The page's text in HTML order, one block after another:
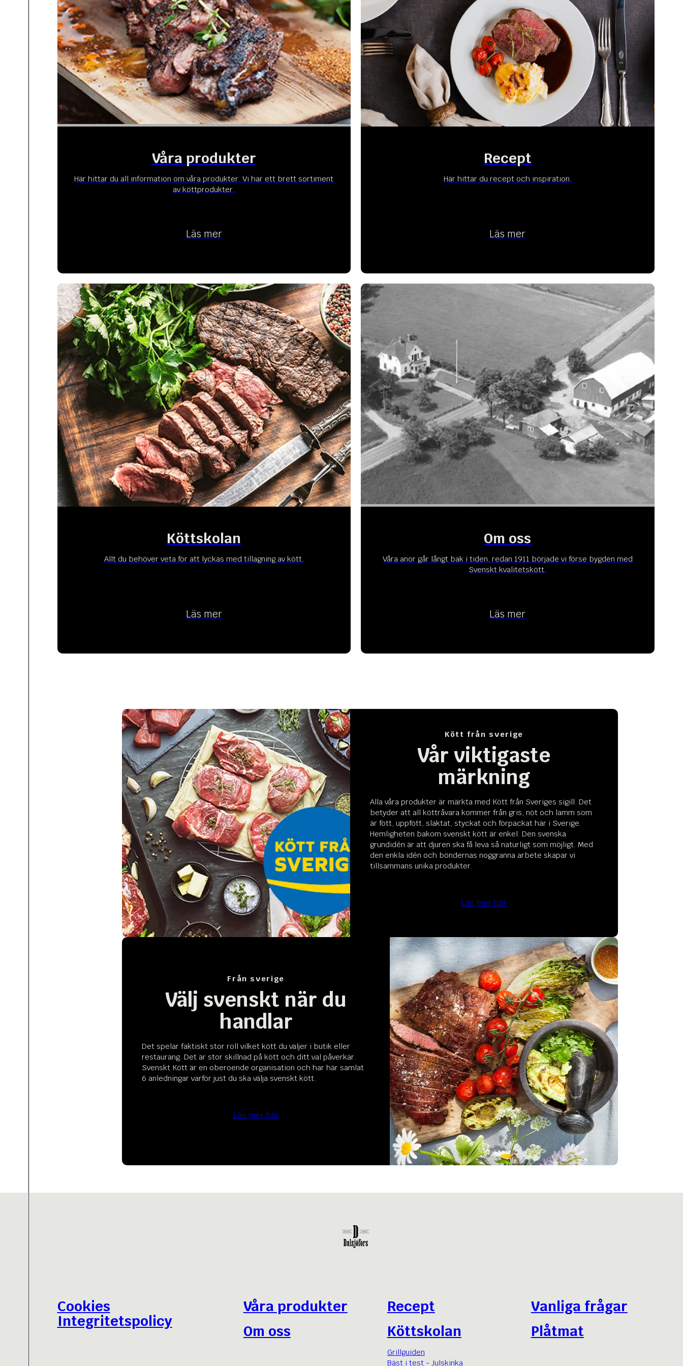
Våra produkter
Här hittar du all information om våra produkter. Vi har ett brett sortiment
av köttprodukter.
Läs mer
Recept
Här hittar du recept och inspiration.
Läs mer
Köttskolan
Allt du behöver veta för att lyckas med tillagning av kött.
Läs mer
Om oss
Våra anor går långt bak i tiden, redan 1911 började vi förse bygden med
Svenskt kvalitetskött.
Läs mer
Kött från sverige
Vår viktigaste
märkning
Alla våra produkter är märkta med Kött från Sveriges sigill. Det
betyder att all köttråvara kommer från gris, nöt och lamm som
är fött, uppfött, slaktat, styckat och förpackat här i Sverige.
Hemligheten bakom svenskt kött är enkel. Den svenska
grundidén är att djuren ska få leva så naturligt som möjligt. Med
den enkla idén och böndernas noggranna arbete skapar vi
tillsammans unika produkter.
Läs mer här
Från sverige
Välj svenskt när du
handlar
Det spelar faktiskt stor roll vilket kött du väljer i butik eller
restaurang. Det är stor skillnad på kött och ditt val påverkar.
Svenskt Kött är en oberoende organisation och har här samlat
6 anledningar varför just du ska välja svenskt kött.
Läs mer här
Våra produkter Recept
Vanliga frågar
Om oss
Köttskolan
Grillguiden
Bäst i test - Julskinka
Plåtmat
Cookies
Integritetspolicy